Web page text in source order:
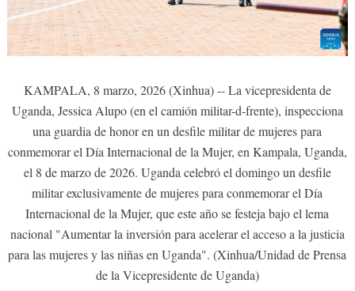
KAMPALA, 8 marzo, 2026 (Xinhua) -- La vicepresidenta de
Uganda, Jessica Alupo (en el camión militar-d-frente), inspecciona
una guardia de honor en un desfile militar de mujeres para
conmemorar el Día Internacional de la Mujer, en Kampala, Uganda,
el 8 de marzo de 2026. Uganda celebró el domingo un desfile
militar exclusivamente de mujeres para conmemorar el Día
Internacional de la Mujer, que este año se festeja bajo el lema
nacional "Aumentar la inversión para acelerar el acceso a la justicia
para las mujeres y las niñas en Uganda". (Xinhua/Unidad de Prensa
de la Vicepresidente de Uganda)